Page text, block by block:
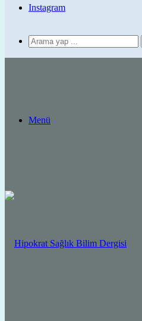
Instagram
Menü